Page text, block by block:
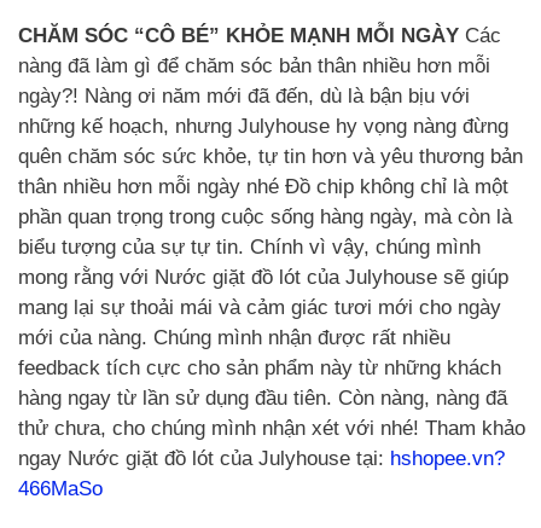
CHĂM SÓC “CÔ BÉ” KHỎE MẠNH MỖI NGÀY Các
nàng đã làm gì để chăm sóc bản thân nhiều hơn mỗi
ngày?! Nàng ơi năm mới đã đến, dù là bận bịu với
những kế hoạch, nhưng Julyhouse hy vọng nàng đừng
quên chăm sóc sức khỏe, tự tin hơn và yêu thương bản
thân nhiều hơn mỗi ngày nhé Đồ chip không chỉ là một
phần quan trọng trong cuộc sống hàng ngày, mà còn là
biểu tượng của sự tự tin. Chính vì vậy, chúng mình
mong rằng với Nước giặt đồ lót của Julyhouse sẽ giúp
mang lại sự thoải mái và cảm giác tươi mới cho ngày
mới của nàng. Chúng mình nhận được rất nhiều
feedback tích cực cho sản phẩm này từ những khách
hàng ngay từ lần sử dụng đầu tiên. Còn nàng, nàng đã
thử chưa, cho chúng mình nhận xét với nhé! Tham khảo
ngay Nước giặt đồ lót của Julyhouse tại: hshopee.vn?
466MaSo